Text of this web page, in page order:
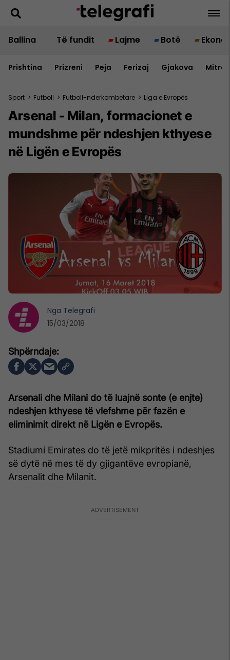
Ballina Të fundit Lajme Botë
Prishtina Prizreni Peja Ferizaj Gjakova
Sport > Futboll > Futboll-nderkombetare > Liga e Evropës
Arsenal - Milan, formacionet e
mundshme për ndeshjen kthyese
në Ligën e Evropës
Arsenali dhe Milani do të luajnë sonte (e enjte)
ndeshjen kthyese të vlefshme për fazën e
eliminimit direkt në Ligën e Evropës.
Stadiumi Emirates do të jetë mikpritës i ndeshjes
së dytë në mes të dy gjigantëve evropianë,
Arsenalit dhe Milanit.
Nga Telegrafi
15/03/2018